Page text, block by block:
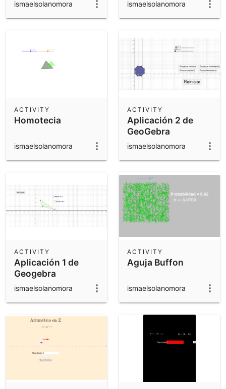
ismaelsolanomora ismaelsolanomora
Homotecia
ACTIVITY
ismaelsolanomora
Aplicación 2 de
GeoGebra
ACTIVITY
ismaelsolanomora
Aplicación 1 de
Geogebra
ACTIVITY
ismaelsolanomora
Aguja Buffon
ACTIVITY
ismaelsolanomora